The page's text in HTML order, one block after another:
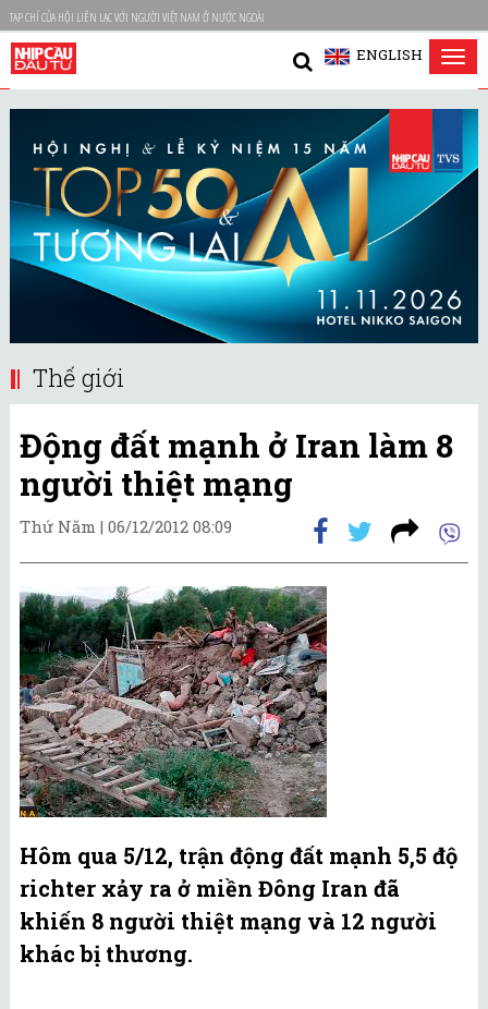
TẠP CHÍ CỦA HỘI LIÊN LẠC VỚI NGƯỜI VIỆT NAM Ở NƯỚC NGOÀI
ENGLISH
Thế giới
Động đất mạnh ở Iran làm 8
người thiệt mạng
Thứ Năm | 06/12/2012 08:09
Hôm qua 5/12, trận động đất mạnh 5,5 độ
richter xảy ra ở miền Đông Iran đã
khiến 8 người thiệt mạng và 12 người
khác bị thương.